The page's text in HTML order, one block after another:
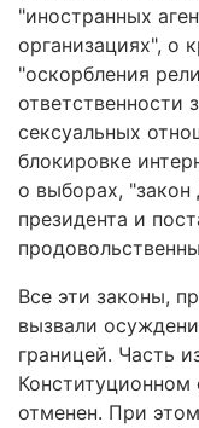
"иностранных
организациях", о
"оскорбления
ответственности
сексуальных
блокировке
о выборах,
президента и
Все эти законы,
вызвали
границей. Часть
Конституционном
отменен. При